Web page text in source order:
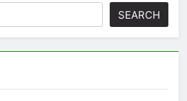
SEARCH